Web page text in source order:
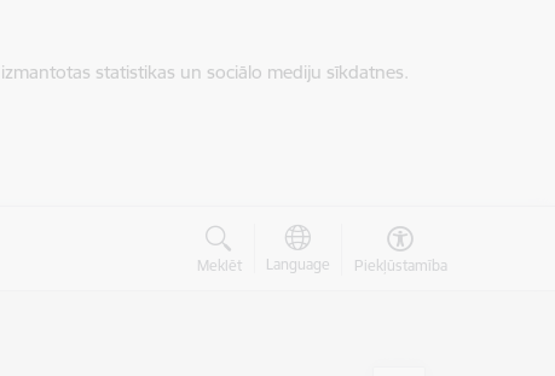
statistikas un sociālo mediju sīkdatnes.
Meklēt Language Piekļūstamība